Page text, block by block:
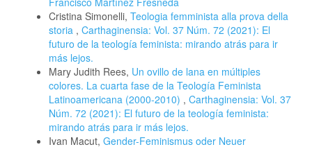
Cristina Simonelli, Teologia femminista alla prova della
storia , Carthaginensia: Vol. 37 Núm. 72 (2021): El
futuro de la teología feminista: mirando atrás para ir
más lejos.
Mary Judith Rees, Un ovillo de lana en múltiples
colores. La cuarta fase de la Teología Feminista
Latinoamericana (2000-2010) , Carthaginensia: Vol. 37
Núm. 72 (2021): El futuro de la teología feminista:
mirando atrás para ir más lejos.
Ivan Macut, Gender-Feminismus oder Neuer